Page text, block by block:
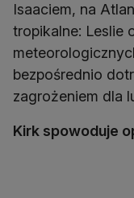
Isaaciem, na
tropikalne: Leslie
bezpośrednio
zagrożeniem dla
Kirk spowoduje